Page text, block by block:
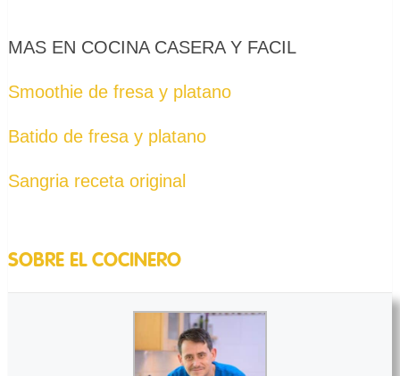
MAS EN COCINA CASERA Y FACIL
Smoothie de fresa y platano
Batido de fresa y platano
Sangria receta original
SOBRE EL COCINERO